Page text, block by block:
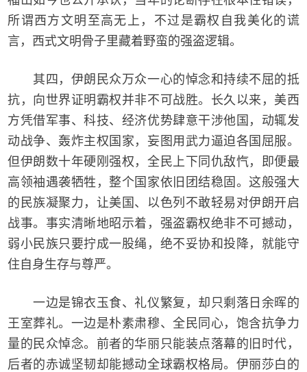
所谓西方文明至高无上，不过是霸权自我美化的谎
言，西式文明骨子里藏着野蛮的强盗逻辑。
其四，伊朗民众万众一心的悼念和持续不屈的抵
抗，向世界证明霸权并非不可战胜。长久以来，美西
方凭借军事、科技、经济优势肆意干涉他国，动辄发
动战争、轰炸主权国家，妄图用武力逼迫各国屈服。
但伊朗数十年硬刚强权，全民上下同仇敌忾，即便最
高领袖遇袭牺牲，整个国家依旧团结稳固。这般强大
的民族凝聚力，让美国、以色列不敢轻易对伊朗开启
战事。事实清晰地昭示着，强盗霸权绝非不可撼动，
弱小民族只要拧成一股绳，绝不妥协和投降，就能守
住自身生存与尊严。
一边是锦衣玉食、礼仪繁复，却只剩落日余晖的
王室葬礼。一边是朴素肃穆、全民同心，饱含抗争力
量的民众悼念。前者的华丽只能装点落幕的旧时代，
后者的赤诚坚韧却能撼动全球霸权格局。伊丽莎白的